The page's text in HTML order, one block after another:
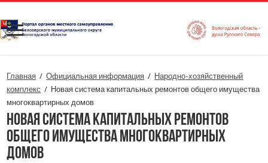
Главная / Официальная информация / Народно-хозяйственный
комплекс / Новая система капитальных ремонтов общего имущества
многоквартирных домов
Новая система капитальных ремонтов
общего имущества многоквартирных
домов